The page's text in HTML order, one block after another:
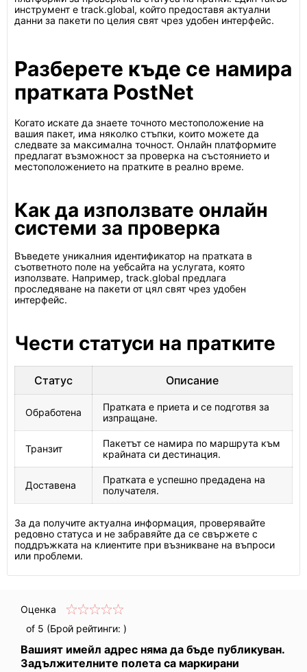
инструмент е track.global, който предоставя актуални
данни за пакети по целия свят чрез удобен интерфейс.
Разберете къде се намира
пратката PostNet
Когато искате да знаете точното местоположение на
вашия пакет, има няколко стъпки, които можете да
следвате за максимална точност. Онлайн платформите
предлагат възможност за проверка на състоянието и
местоположението на пратките в реално време.
Как да използвате онлайн
системи за проверка
Въведете уникалния идентификатор на пратката в
съответното поле на уебсайта на услугата, която
използвате. Например, track.global предлага
проследяване на пакети от цял свят чрез удобен
интерфейс.
Чести статуси на пратките
Статус Описание
Обработена
Пратката е приета и се подготвя за
изпращане.
Транзит
Пакетът се намира по маршрута към
крайната си дестинация.
Доставена
Пратката е успешно предадена на
получателя.
За да получите актуална информация, проверявайте
редовно статуса и не забравяйте да се свържете с
поддръжката на клиентите при възникване на въпроси
или проблеми.
Оценка
of 5 (Брой рейтинги: )
Вашият имейл адрес няма да бъде публикуван.
Задължителните полета са маркирани